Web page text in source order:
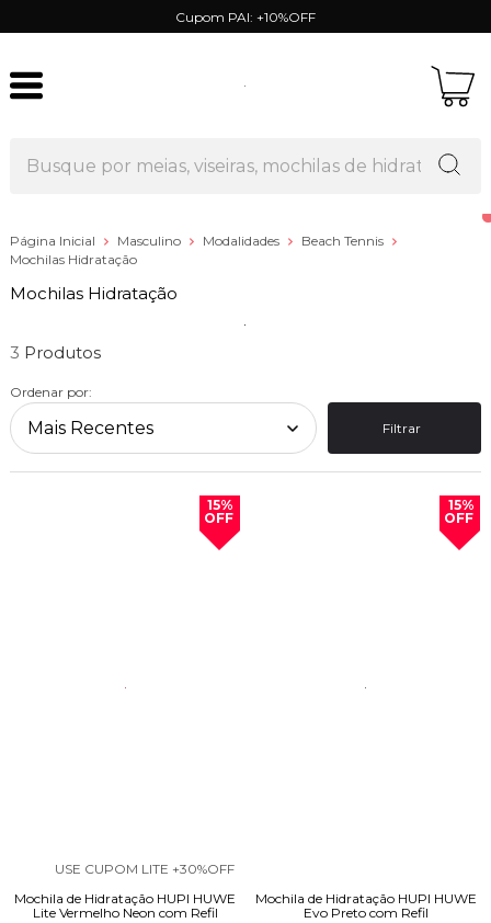
Cupom PAI: +10%OFF
Página Inicial Masculino Modalidades
Beach Tennis
Mochilas Hidratação
Mochilas Hidratação
3
Ordenar por:
Filtrar
15%
OFF
USE CUPOM LITE +30%OFF
Mochila de Hidratação HUPI HUWE
Lite Vermelho Neon com Refil
15%
OFF
Mochila de Hidratação HUPI HUWE
Evo Preto com Refil